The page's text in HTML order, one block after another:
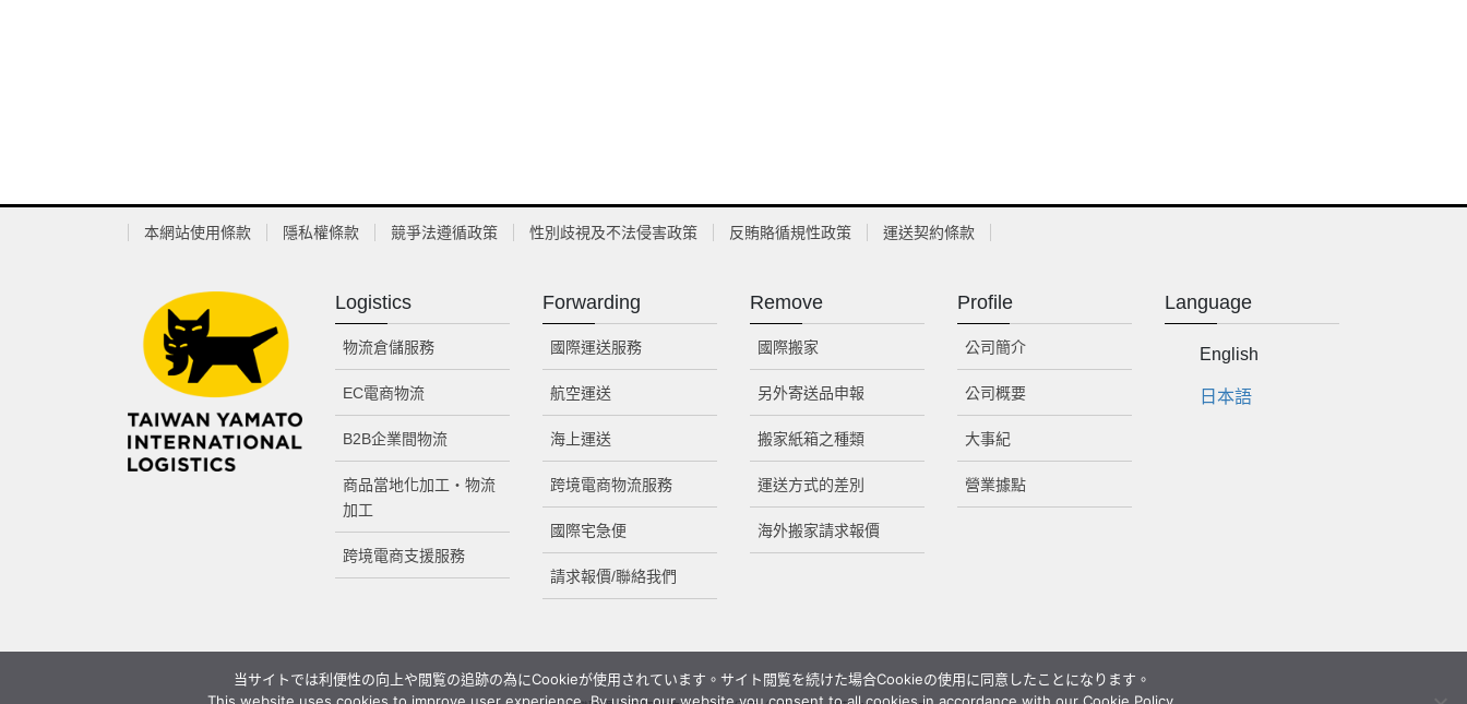
本網站使用條款 隱私權條款 競爭法遵循政策 性別歧視及不法侵害政策 反賄賂循規性政策 運送契約條款
Logistics
物流倉儲服務
EC電商物流
B2B企業間物流
商品當地化加工・物流
加工
跨境電商支援服務
Forwarding
國際運送服務
航空運送
海上運送
跨境電商物流服務
國際宅急便
請求報價/聯絡我們
Remove
國際搬家
另外寄送品申報
搬家紙箱之種類
運送方式的差別
海外搬家請求報價
Profile
公司簡介
公司概要
大事紀
營業據點
Language
English
日本語
当サイトでは利便性の向上や閲覧の追跡の為にCookieが使用されています。サイト閲覧を続けた場合Cookieの使用に同意したことになります。